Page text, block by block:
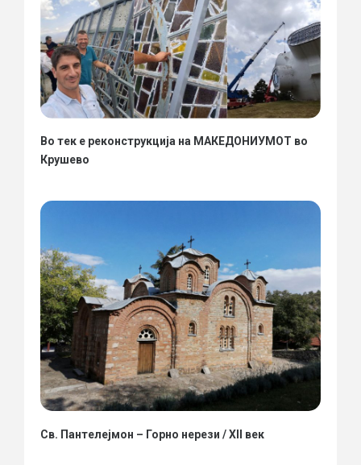
Во тек е реконструкција на МАКЕДОНИУМОТ во
Крушево
Св. Пантелејмон – Горно нерези / XII век